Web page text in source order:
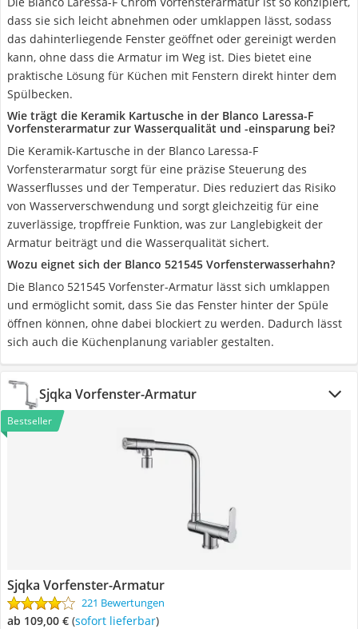
dass sie sich leicht abnehmen oder umklappen lässt, sodass
das dahinterliegende Fenster geöffnet oder gereinigt werden
kann, ohne dass die Armatur im Weg ist. Dies bietet eine
praktische Lösung für Küchen mit Fenstern direkt hinter dem
Spülbecken.
Wie trägt die Keramik Kartusche in der Blanco Laressa-F
Vorfensterarmatur zur Wasserqualität und -einsparung bei?
Die Keramik-Kartusche in der Blanco Laressa-F
Vorfensterarmatur sorgt für eine präzise Steuerung des
Wasserflusses und der Temperatur. Dies reduziert das Risiko
von Wasserverschwendung und sorgt gleichzeitig für eine
zuverlässige, tropffreie Funktion, was zur Langlebigkeit der
Armatur beiträgt und die Wasserqualität sichert.
Wozu eignet sich der Blanco 521545 Vorfensterwasserhahn?
Die Blanco 521545 Vorfenster-Armatur lässt sich umklappen
und ermöglicht somit, dass Sie das Fenster hinter der Spüle
öffnen können, ohne dabei blockiert zu werden. Dadurch lässt
sich auch die Küchenplanung variabler gestalten.
Sjqka Vorfenster-Armatur
Bestseller
Sjqka Vorfenster-Armatur
221 Bewertungen
ab 109,00 € ( Sofort lieferbar)